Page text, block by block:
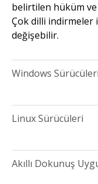
belirtilen hüküm
Çok dilli indirmeler
değişebilir.
Windows Sürücüleri
Linux Sürücüleri
Akıllı Dokunuş